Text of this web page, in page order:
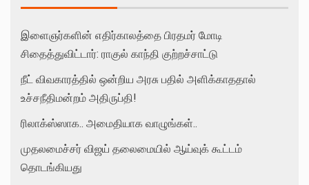
இளைஞர்களின் எதிர்காலத்தை பிரதமர் மோடி
சிதைத்துவிட்டார்: ராகுல் காந்தி குற்றச்சாட்டு
நீட் விவகாரத்தில் ஒன்றிய அரசு பதில் அளிக்காததால்
உச்சநீதிமன்றம் அதிருப்தி!
ரிலாக்ஸ்ஸாக.. அமைதியாக வாழுங்கள்..
முதலமைச்சர் விஜய் தலைமையில் ஆய்வுக் கூட்டம்
தொடங்கியது